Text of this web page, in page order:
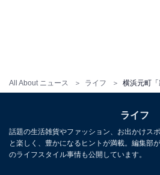
All About ニュース ライフ
価格：税込3500円
地養鳥もも肉のコンフィ じゃが
ルギニョン風
ライフ
話題の生活雑貨やファッション、お出かけス
と楽しく、豊かになるヒントが満載。編集部
のライフスタイル事情も公開しています。